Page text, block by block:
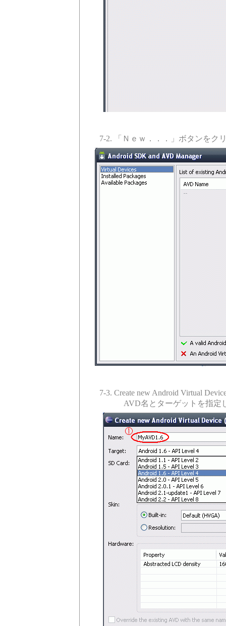
7-2. 「Ｎｅｗ．．．」ボタンをク
7-3. Create new Android Virtual
AVD名とターゲットを指定し、